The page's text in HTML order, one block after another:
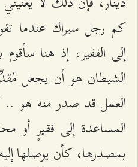
كم رجل سيراك عندما
إلى الفقير، إذ هنا
الشيطان هو أن يجعل
العمل قد صدر منه هو ..
المساعدة إلى فقيرٍ أو
بمصدرها، كأن يوصلها